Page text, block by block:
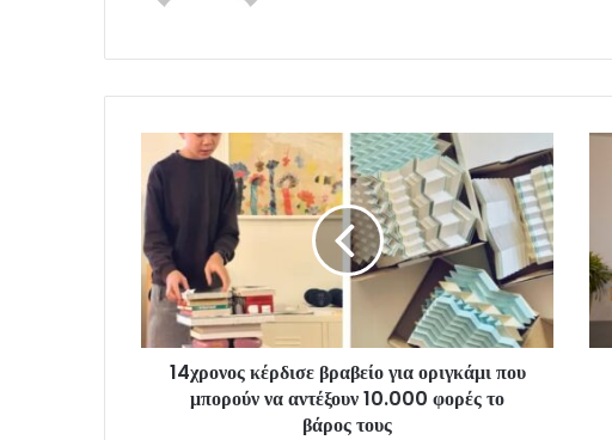
14χρονος κέρδισε βραβείο για οριγκάμι που
μπορούν να αντέξουν 10.000 φορές το
βάρος τους